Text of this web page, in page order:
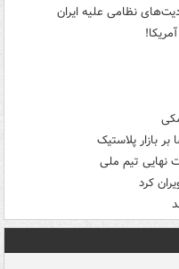
نظامی علیه ایران
بازار پلاستیک
کرد